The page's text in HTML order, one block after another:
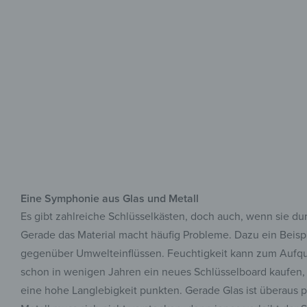
Eine Symphonie aus Glas und Metall
Es gibt zahlreiche Schlüsselkästen, doch auch, wenn sie
Gerade das Material macht häufig Probleme. Dazu ein
gegenüber Umwelteinflüssen. Feuchtigkeit kann zum
schon in wenigen Jahren ein neues Schlüsselboard
eine hohe Langlebigkeit punkten. Gerade Glas ist